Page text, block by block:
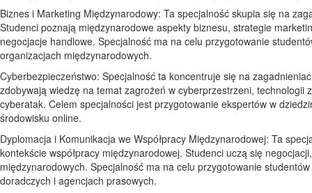
Biznes i Marketing Międzynarodowy: Ta specjalność skupia się na
Studenci poznają międzynarodowe aspekty biznesu, strategie
negocjacje handlowe. Specjalność ma na celu przygotowanie
organizacjach międzynarodowych.
Cyberbezpieczeństwo: Specjalność ta koncentruje się na
zdobywają wiedzę na temat zagrożeń w cyberprzestrzeni,
cyberatak. Celem specjalności jest przygotowanie ekspertów w
środowisku online.
Dyplomacja i Komunikacja we Współpracy Międzynarodowej: Ta
kontekście współpracy międzynarodowej. Studenci uczą się
międzynarodowych. Specjalność ma na celu przygotowanie
doradczych i agencjach prasowych.